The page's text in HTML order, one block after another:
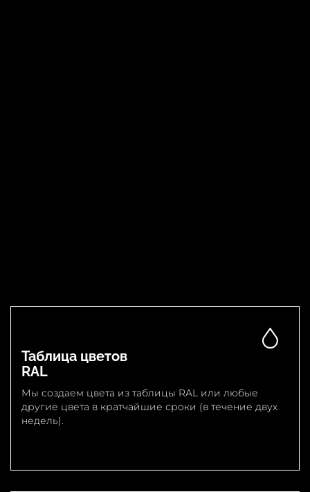
Таблица цветов
RAL
Мы создаем цвета из таблицы RAL или любые
другие цвета в кратчайшие сроки (в течение двух
недель).